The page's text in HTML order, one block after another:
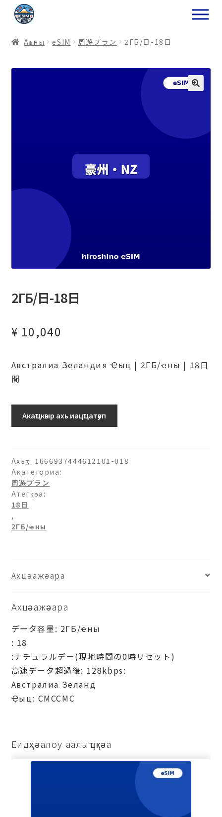
ナ
ビ
ー
ョ
コ
ン
ン
ス
Аҩны еSIM 周遊プラン 2ГБ/日-18日
2ГБ/日-18日
¥ 10,040
Австралиа Зеландия Ҿыц | 2ГБ/ҽны | 18日
間
日-18
Акаҵкәыр ахь иацҵатәуп
Ахьӡ: 1666937444612101-018
Акатегориа:
周遊プラン
Атегқәа:
18日
,
2ГБ/ҽны
Ахцәажәара
Ахцәажәара
データ容量: 2ГБ/ҽны
: 18
:ナチュラルデー(現地時間の0時リセット)
高速データ超過後: 128kbps:
Австралиа Зеланд
Ҿыц: СМССМС
Еидҳәалоу аалыҵқәа